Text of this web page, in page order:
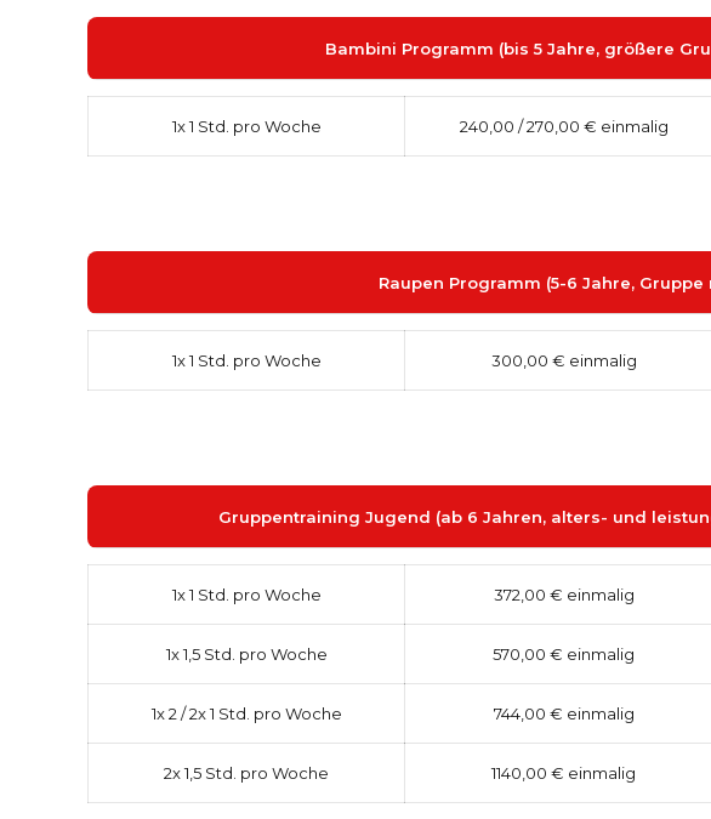
Bambini Programm (bis 5 Jahre, größere
1x 1 Std. pro Woche 240,00 / 270,00 € einmalig
Raupen Programm (5-6 Jahre,
1x 1 Std. pro Woche 300,00 € einmalig
Gruppentraining Jugend (ab 6 Jahren, alters- und
1x 1 Std. pro Woche 372,00 € einmalig
1x 1,5 Std. pro Woche 570,00 € einmalig
1x 2 / 2x 1 Std. pro Woche 744,00 € einmalig
2x 1,5 Std. pro Woche 1140,00 € einmalig